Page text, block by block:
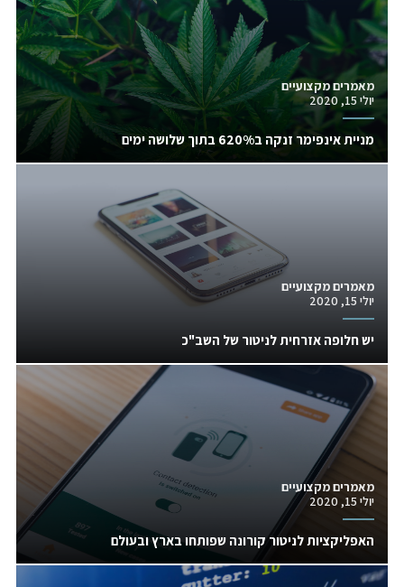
מניית אינפימר זנקה ב620% בתוך שלושה ימים
מאמרים מקצועיים
יולי 15, 2020
יש חלופה אזרחית לניטור של השב"כ
מאמרים מקצועיים
יולי 15, 2020
האפליקציות לניטור קורונה שפותחו בארץ ובעולם
מאמרים מקצועיים
יולי 15, 2020